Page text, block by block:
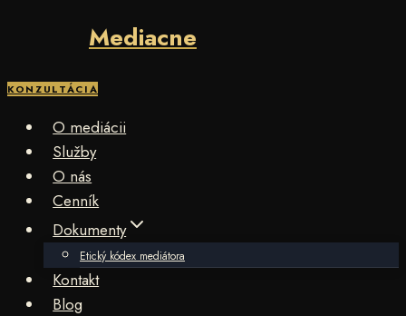
content
Mediacne
KONZULTÁCIA
O mediácii
Služby
O nás
Cenník
Dokumenty
Etický kódex mediátora
Kontakt
Blog